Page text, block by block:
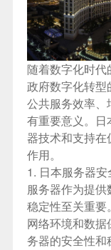
随着数字化时
政府数字化转
公共服务效率
有重要意义。
器技术和支持
作用。
1. 日本服务器
服务器作为提
稳定性至关重要
网络环境和数
务器的安全性和